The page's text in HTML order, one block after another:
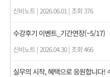
신비노트 | 2026.06.01 | 조회 376
수강후기 이벤트_기간연장(~5/17)
신비노트 | 2026.04.30 | 조회 466
실무의 시작, 혜택으로 응원합니다